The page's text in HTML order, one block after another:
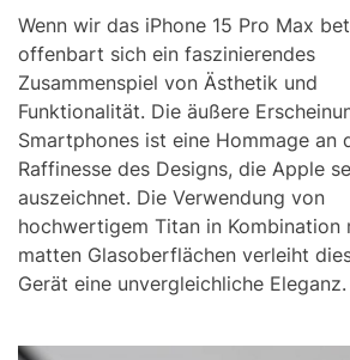
Wenn wir das iPhone 15 Pro Max
offenbart sich ein faszinierendes
Zusammenspiel von Ästhetik und
Funktionalität. Die äußere
Smartphones ist eine Hommage an
Raffinesse des Designs, die Apple
auszeichnet. Die Verwendung von
hochwertigem Titan in Kombination
matten Glasoberflächen verleiht
Gerät eine unvergleichliche Eleganz.